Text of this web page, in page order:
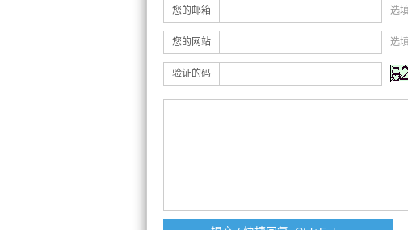
您的邮箱 选
您的网站 选
验证的码